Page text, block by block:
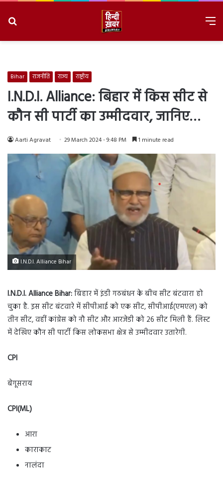
Bihar राजनीति राज्य राष्ट्रीय
I.N.D.I. Alliance: बिहार में किस सीट से
कौन सी पार्टी का उम्मीदवार, जानिए…
Aarti Agravat 29 March 2024 - 9:48 PM 1 minute read
I.N.D.I. Alliance Bihar
I.N.D.I. Alliance Bihar:बिहार में इंडी गठबंधन के बीच सीट बंटवारा हो
चुका है. इस सीट बंटवारे में सीपीआई को एक सीट, सीपीआई(एमएल) को
तीन सीट, वहीं कांग्रेस को नौ सीट और आरजेडी को 26 सीट मिली हैं. लिस्ट
में देखिए कौन सी पार्टी किस लोकसभा क्षेत्र से उम्मीदवार उतारेगी.
CPI
बेगूसराय
CPI(ML)
आरा
काराकाट
नालंदा